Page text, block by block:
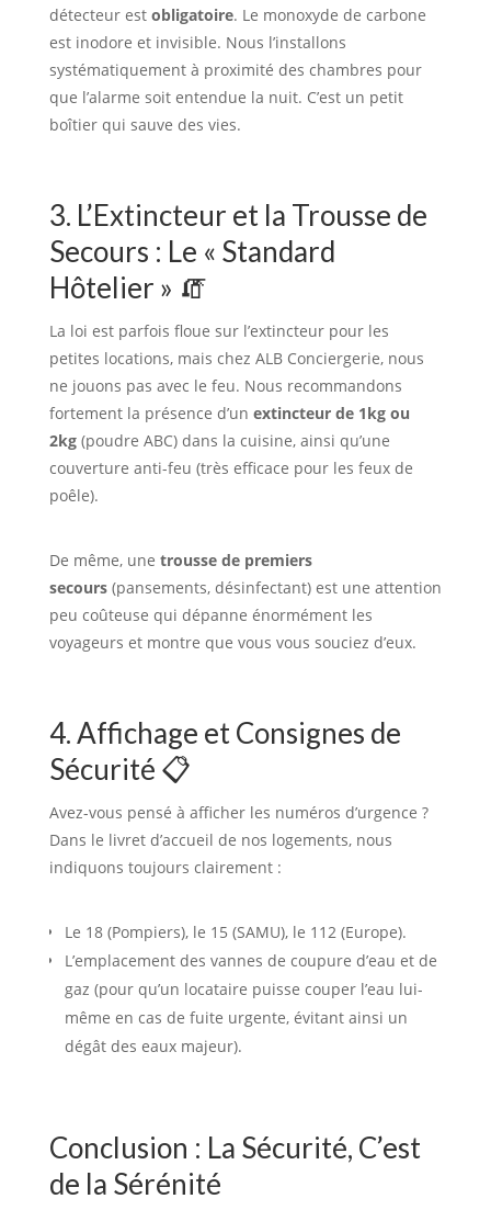
détecteur est obligatoire. Le monoxyde de carbone
est inodore et invisible. Nous l’installons
systématiquement à proximité des chambres pour
que l’alarme soit entendue la nuit. C’est un petit
boîtier qui sauve des vies.
3. L’Extincteur et la Trousse de
Secours : Le « Standard
Hôtelier » 🧯
La loi est parfois floue sur l’extincteur pour les
petites locations, mais chez ALB Conciergerie, nous
ne jouons pas avec le feu. Nous recommandons
fortement la présence d’un extincteur de 1kg ou
2kg(poudre ABC) dans la cuisine, ainsi qu’une
couverture anti-feu (très efficace pour les feux de
poêle).
De même, une trousse de premiers
secours(pansements, désinfectant) est une attention
peu coûteuse qui dépanne énormément les
voyageurs et montre que vous vous souciez d’eux.
4. Affichage et Consignes de
Sécurité 📋
Avez-vous pensé à afficher les numéros d’urgence ?
Dans le livret d’accueil de nos logements, nous
indiquons toujours clairement :
Le 18 (Pompiers), le 15 (SAMU), le 112 (Europe).
L’emplacement des vannes de coupure d’eau et de
gaz (pour qu’un locataire puisse couper l’eau lui-
même en cas de fuite urgente, évitant ainsi un
dégât des eaux majeur).
Conclusion : La Sécurité, C’est
de la Sérénité